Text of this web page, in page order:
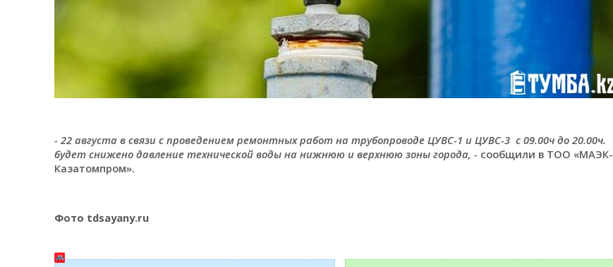
- 22 августа в связи с проведением ремонтных работ на трубопроводе ЦУВС-1 и ЦУВС-3 с 09.00ч до 20.00ч.
будет снижено давление технической воды на нижнюю и верхнюю зоны города, - сообщили в ТОО «МАЭК-
Казатомпром».
Фото tdsayany.ru